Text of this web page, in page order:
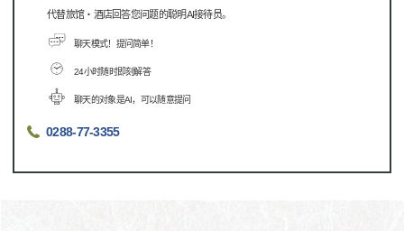
代替旅馆・酒店回答您问题的聪明AI接待员。
聊天模式！提问简单！
24小时随时即刻解答
聊天的对象是AI，可以随意提问
0288-77-3355